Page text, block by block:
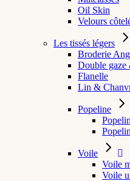
Oil Skin
Velours
Les tissés légers
Broderie
Double gaze
Flanelle
Lin &
Popeline
Voile
Voile
Voile